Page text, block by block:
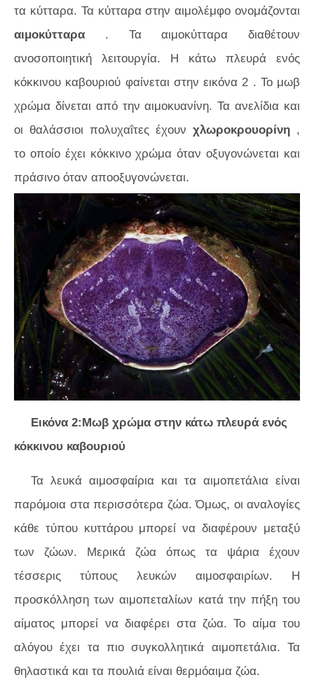
τα κύτταρα. Τα κύτταρα στην αιμολέμφο ονομάζονται
αιμοκύτταρα . Τα αιμοκύτταρα διαθέτουν
ανοσοποιητική λειτουργία. Η κάτω πλευρά ενός
κόκκινου καβουριού φαίνεται στην εικόνα 2 . Το μωβ
χρώμα δίνεται από την αιμοκυανίνη. Τα ανελίδια και
οι θαλάσσιοι πολυχαΐτες έχουν χλωροκρουορίνη ,
το οποίο έχει κόκκινο χρώμα όταν οξυγονώνεται και
πράσινο όταν αποοξυγονώνεται.
Εικόνα 2:Μωβ χρώμα στην κάτω πλευρά ενός
κόκκινου καβουριού
Τα λευκά αιμοσφαίρια και τα αιμοπετάλια είναι
παρόμοια στα περισσότερα ζώα. Όμως, οι αναλογίες
κάθε τύπου κυττάρου μπορεί να διαφέρουν μεταξύ
των ζώων. Μερικά ζώα όπως τα ψάρια έχουν
τέσσερις τύπους λευκών αιμοσφαιρίων. Η
προσκόλληση των αιμοπεταλίων κατά την πήξη του
αίματος μπορεί να διαφέρει στα ζώα. Το αίμα του
αλόγου έχει τα πιο συγκολλητικά αιμοπετάλια. Τα
θηλαστικά και τα πουλιά είναι θερμόαιμα ζώα.